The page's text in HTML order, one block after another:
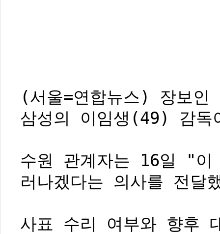
(서울=연합뉴스) 장보
삼성의 이임생(49) 감
수원 관계자는 16일 "
러나겠다는 의사를 전달
사표 수리 여부와 향후